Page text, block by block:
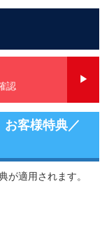
認
お客様特典／
が適用されます。